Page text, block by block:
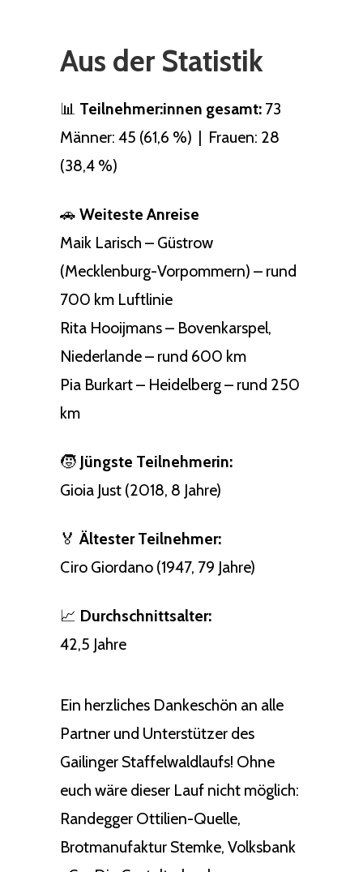
Aus der Statistik
📊 Teilnehmer:innen gesamt: 73
Männer: 45 (61,6 %) | Frauen: 28
(38,4 %)
🚗 Weiteste Anreise
Maik Larisch – Güstrow
(Mecklenburg-Vorpommern) – rund
700 km Luftlinie
Rita Hooijmans – Bovenkarspel,
Niederlande – rund 600 km
Pia Burkart – Heidelberg – rund 250
km
🧒 Jüngste Teilnehmerin:
Gioia Just (2018, 8 Jahre)
🏅 Ältester Teilnehmer:
Ciro Giordano (1947, 79 Jahre)
📈 Durchschnittsalter:
42,5 Jahre
Ein herzliches Dankeschön an alle
Partner und Unterstützer des
Gailinger Staffelwaldlaufs! Ohne
euch wäre dieser Lauf nicht möglich:
Randegger Ottilien-Quelle,
Brotmanufaktur Stemke, Volksbank